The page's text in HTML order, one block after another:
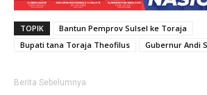
TOPIK
Bantun Pemprov Sulsel ke Toraja
Bupati tana Toraja Theofilus
Gubernur Andi
Berita Sebelumnya